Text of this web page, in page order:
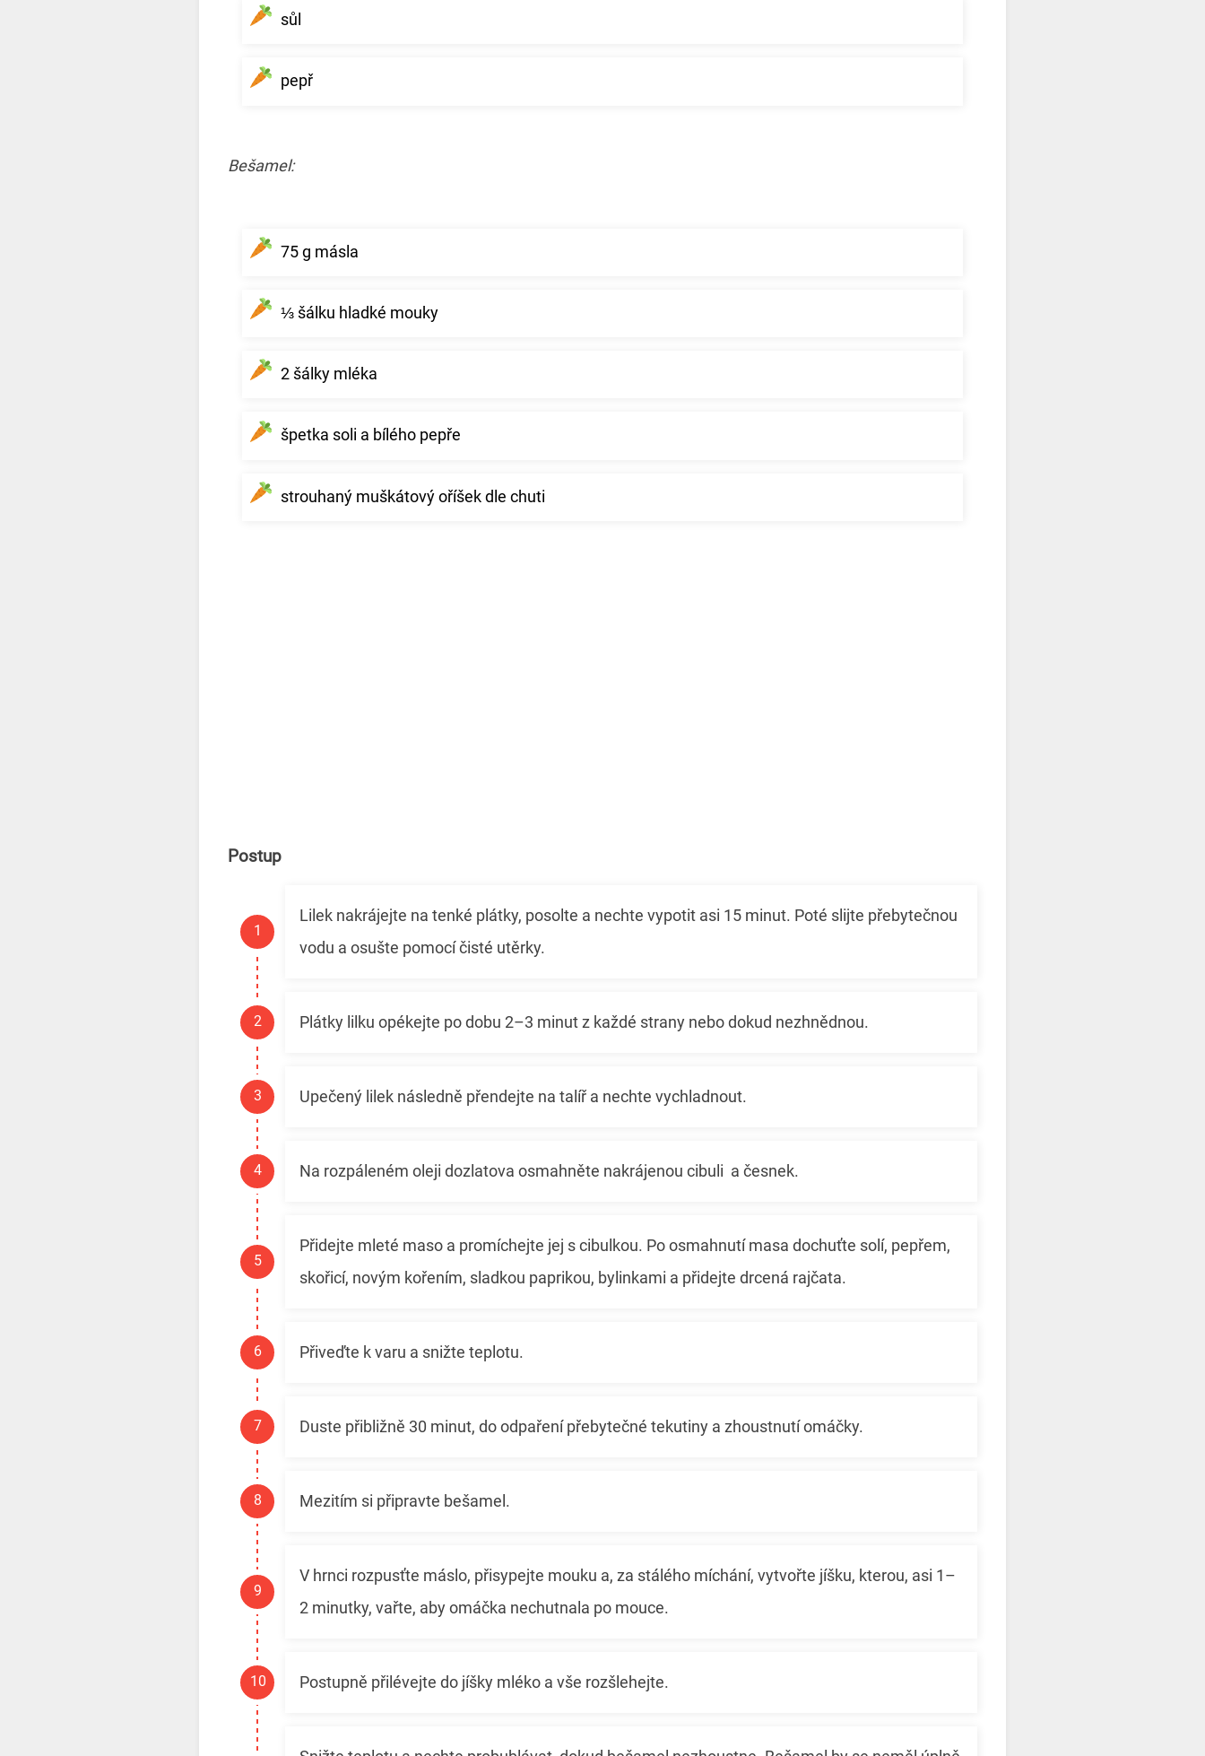
sůl
pepř
Bešamel:
75 g másla
⅓ šálku hladké mouky
2 šálky mléka
špetka soli a bílého pepře
strouhaný muškátový oříšek dle chuti
Postup
Lilek nakrájejte na tenké plátky, posolte a nechte vypotit asi 15 minut. Poté slijte přebytečnou
vodu a osušte pomocí čisté utěrky.
Plátky lilku opékejte po dobu 2–3 minut z každé strany nebo dokud nezhnědnou.
Upečený lilek následně přendejte na talíř a nechte vychladnout.
Na rozpáleném oleji dozlatova osmahněte nakrájenou cibuli a česnek.
Přidejte mleté maso a promíchejte jej s cibulkou. Po osmahnutí masa dochuťte solí, pepřem,
skořicí, novým kořením, sladkou paprikou, bylinkami a přidejte drcená rajčata.
Přiveďte k varu a snižte teplotu.
Duste přibližně 30 minut, do odpaření přebytečné tekutiny a zhoustnutí omáčky.
Mezitím si připravte bešamel.
V hrnci rozpusťte máslo, přisypejte mouku a, za stálého míchání, vytvořte jíšku, kterou, asi 1–
2 minutky, vařte, aby omáčka nechutnala po mouce.
Postupně přilévejte do jíšky mléko a vše rozšlehejte.